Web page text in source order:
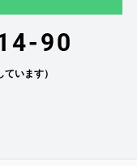
90
います）